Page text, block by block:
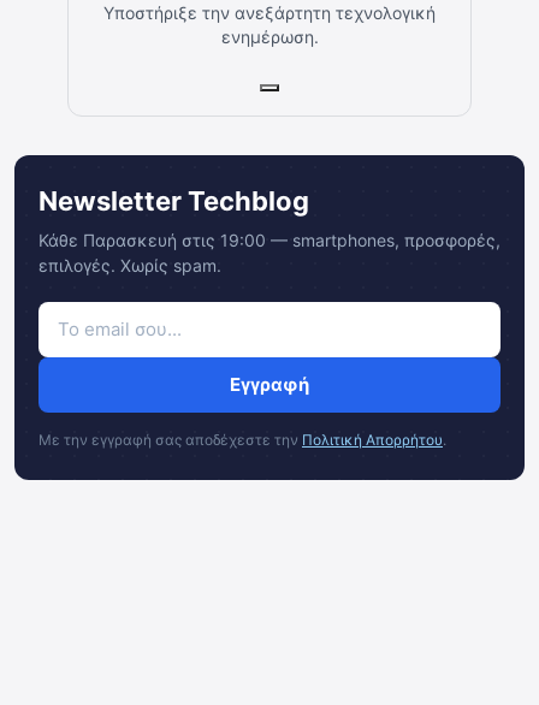
Υποστήριξε την ανεξάρτητη τεχνολογική
ενημέρωση.
Newsletter Techblog
Κάθε Παρασκευή στις 19:00 — smartphones, προσφορές,
επιλογές. Χωρίς spam.
Εγγραφή
Με την εγγραφή σας αποδέχεστε την Πολιτική Απορρήτου.